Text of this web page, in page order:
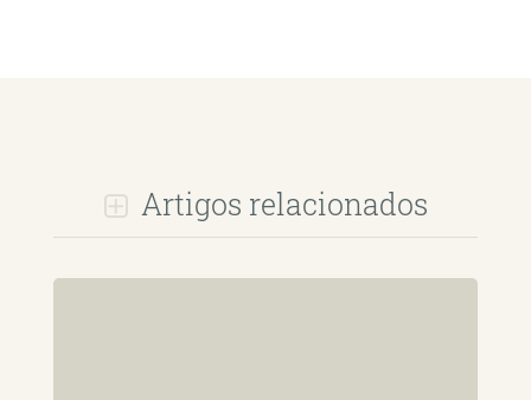
Artigos relacionados